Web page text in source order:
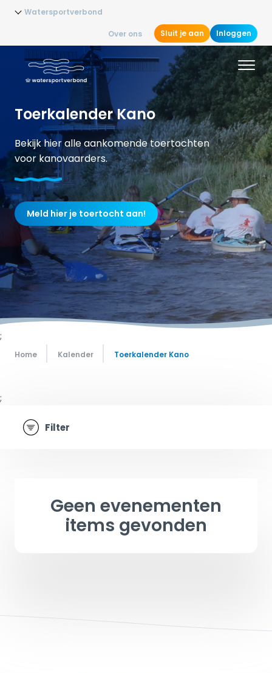
Watersportverbond
Over ons Sluit je aan Inloggen
Toerkalender Kano
Bekijk hier alle aankomende toertochten
voor kanovaarders.
Meld hier je toertocht aan!
;
Home Kalender Toerkalender Kano
;
Filter
Geen evenementen
items gevonden